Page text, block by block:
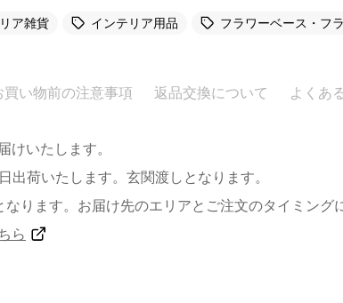
ア雑貨 インテリア用品 フラワーベース・フ
買い物前の注意事項 返品交換について よくあ
けいたします。
出荷いたします。玄関渡しとなります。
ります。お届け先のエリアとご注文のタイミング
ら